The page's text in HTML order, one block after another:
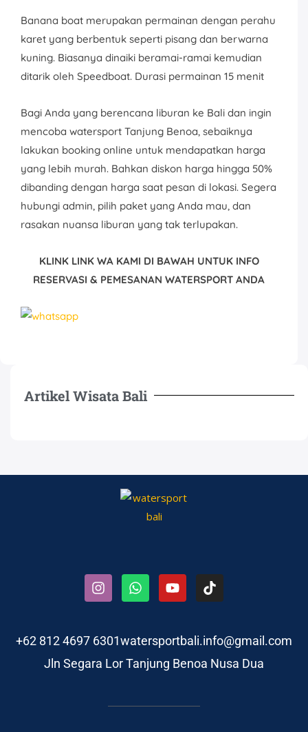
Banana boat merupakan permainan dengan perahu
karet yang berbentuk seperti pisang dan berwarna
kuning. Biasanya dinaiki beramai-ramai kemudian
ditarik oleh Speedboat. Durasi permainan 15 menit
Bagi Anda yang berencana liburan ke Bali dan ingin
mencoba watersport Tanjung Benoa, sebaiknya
lakukan booking online untuk mendapatkan harga
yang lebih murah. Bahkan diskon harga hingga 50%
dibanding dengan harga saat pesan di lokasi. Segera
hubungi admin, pilih paket yang Anda mau, dan
rasakan nuansa liburan yang tak terlupakan.
KLINK LINK WA KAMI DI BAWAH UNTUK INFO
RESERVASI & PEMESANAN WATERSPORT ANDA
Artikel Wisata Bali
+62 812 4697 6301watersportbali.info@gmail.com
Jln Segara Lor Tanjung Benoa Nusa Dua